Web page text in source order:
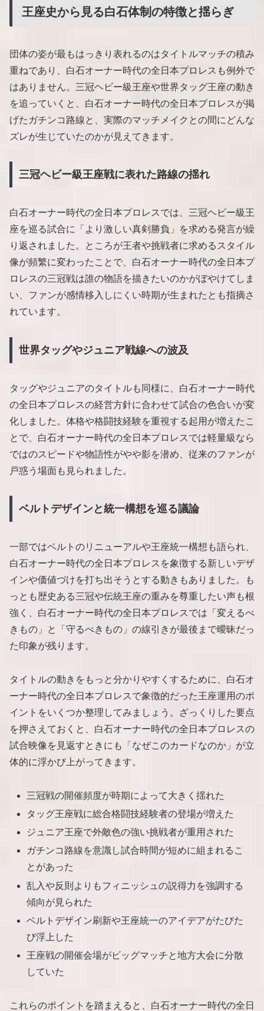
王座史から見る白石体制の特徴と揺らぎ
団体の姿が最もはっきり表れるのはタイトルマッチの積み
重ねであり、白石オーナー時代の全日本プロレスも例外で
はありません。三冠ヘビー級王座や世界タッグ王座の動き
を追っていくと、白石オーナー時代の全日本プロレスが掲
げたガチンコ路線と、実際のマッチメイクとの間にどんな
ズレが生じていたのかが見えてきます。
三冠ヘビー級王座戦に表れた路線の揺れ
白石オーナー時代の全日本プロレスでは、三冠ヘビー級王
座を巡る試合に「より激しい真剣勝負」を求める発言が繰
り返されました。ところが王者や挑戦者に求めるスタイル
像が頻繁に変わったことで、白石オーナー時代の全日本プ
ロレスの三冠戦は誰の物語を描きたいのかがぼやけてしま
い、ファンが感情移入しにくい時期が生まれたとも指摘さ
れています。
世界タッグやジュニア戦線への波及
タッグやジュニアのタイトルも同様に、白石オーナー時代
の全日本プロレスの経営方針に合わせて試合の色合いが変
化しました。体格や格闘技経験を重視する起用が増えたこ
とで、白石オーナー時代の全日本プロレスでは軽量級なら
ではのスピードや物語性がやや影を潜め、従来のファンが
戸惑う場面も見られました。
ベルトデザインと統一構想を巡る議論
一部ではベルトのリニューアルや王座統一構想も語られ、
白石オーナー時代の全日本プロレスを象徴する新しいデザ
インや価値づけを打ち出そうとする動きもありました。も
っとも歴史ある三冠や伝統王座の重みを尊重したい声も根
強く、白石オーナー時代の全日本プロレスでは「変えるべ
きもの」と「守るべきもの」の線引きが最後まで曖昧だっ
た印象が残ります。
タイトルの動きをもっと分かりやすくするために、白石オ
ーナー時代の全日本プロレスで象徴的だった王座運用のポ
イントをいくつか整理してみましょう。ざっくりした要点
を押さえておくと、白石オーナー時代の全日本プロレスの
試合映像を見返すときにも「なぜこのカードなのか」が立
体的に浮かび上がってきます。
三冠戦の開催頻度が時期によって大きく揺れた
タッグ王座戦に総合格闘技経験者の登場が増えた
ジュニア王座で外敵色の強い挑戦者が重用された
ガチンコ路線を意識し試合時間が短めに組まれるこ
とがあった
乱入や反則よりもフィニッシュの説得力を強調する
傾向が見られた
ベルトデザイン刷新や王座統一のアイデアがたびた
び浮上した
王座戦の開催会場がビッグマッチと地方大会に分散
していた
これらのポイントを踏まえると、白石オーナー時代の全日